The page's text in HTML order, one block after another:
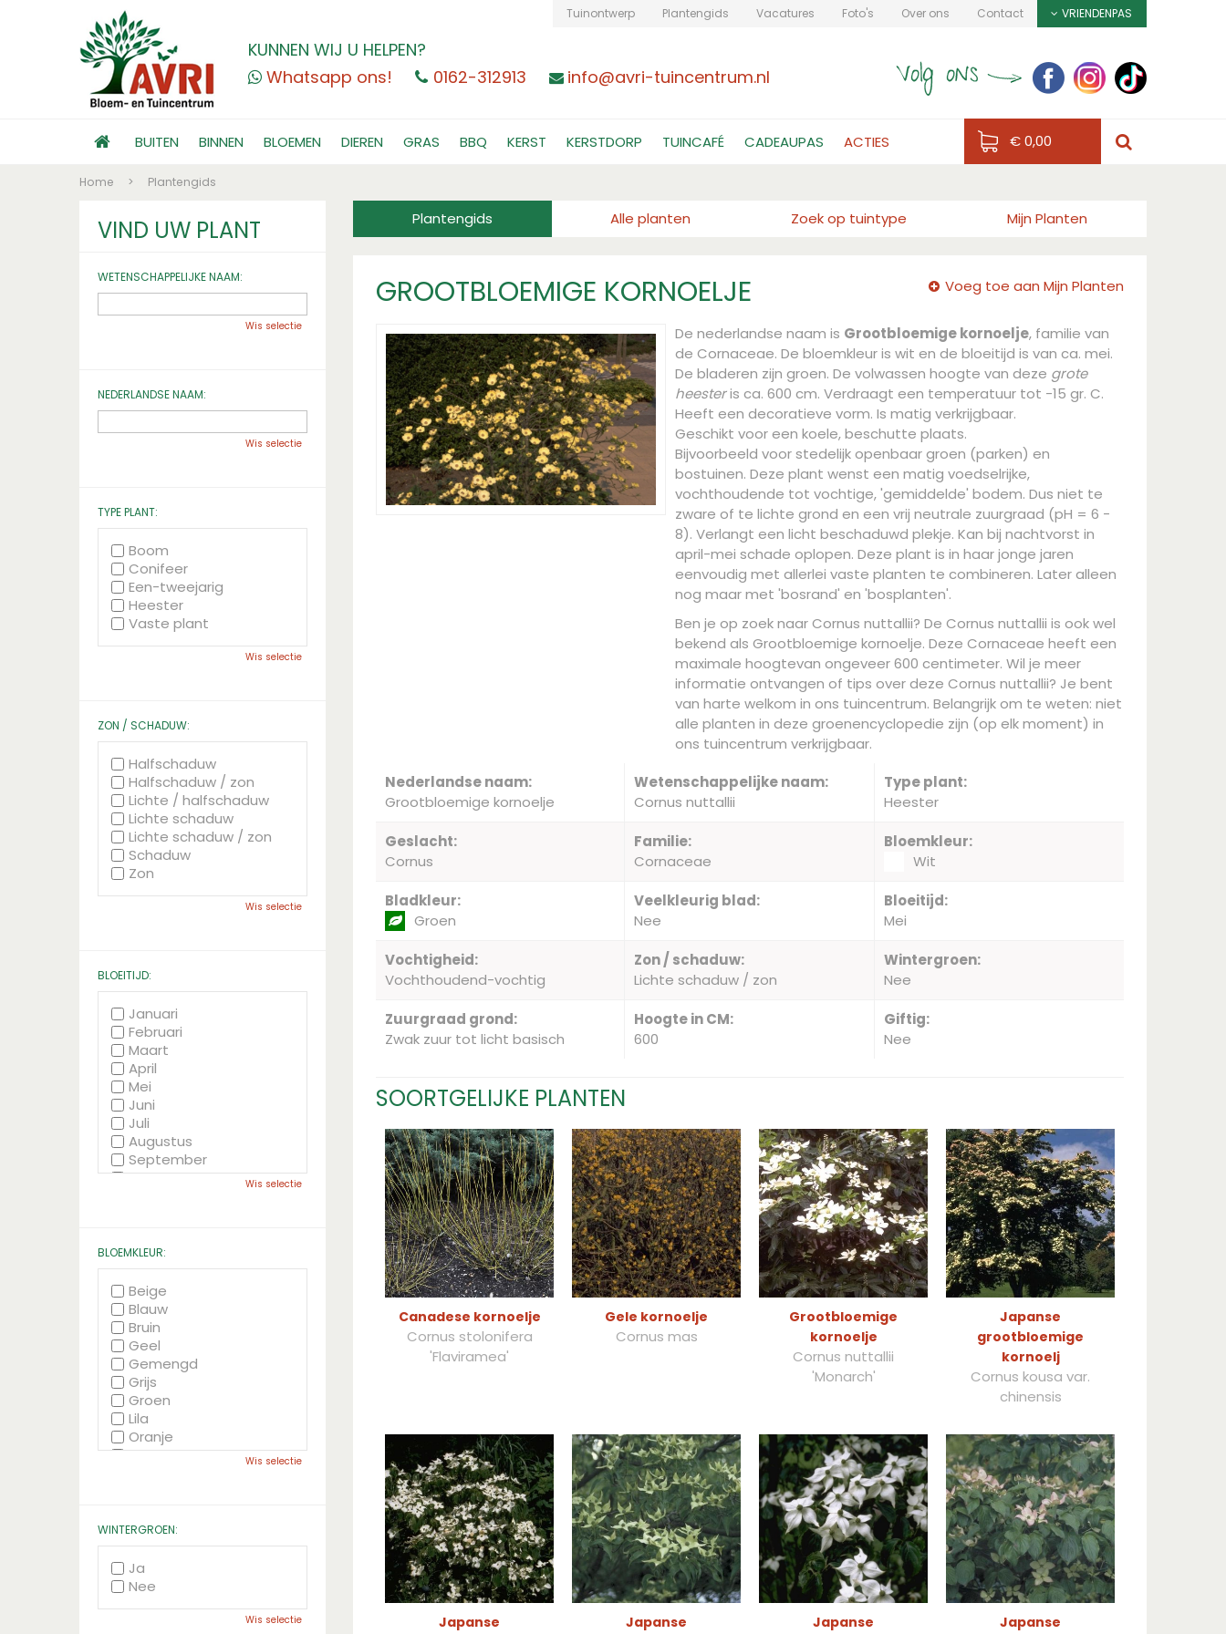
Home > Plantengids
KUNNEN WIJ U HELPEN?
Whatsapp ons!
0162-312913 info@avri-tuincentrum.nl
Tuinontwerp Plantengids Vacatures Foto's Over ons Contact VRIENDENPAS
BUITEN BINNEN BLOEMEN DIEREN GRAS BBQ KERST KERSTDORP TUINCAFÉ CADEAUPAS ACTIES € 0,00
Plantengids Alle planten Zoek op tuintype Mijn Planten
GROOTBLOEMIGE KORNOELJE Voeg toe aan Mijn Planten
De nederlandse naam is Grootbloemige kornoelje, familie van
de Cornaceae. De bloemkleur is wit en de bloeitijd is van ca. mei.
De bladeren zijn groen. De volwassen hoogte van deze grote
heesteris ca. 600 cm. Verdraagt een temperatuur tot -15 gr. C.
Heeft een decoratieve vorm. Is matig verkrijgbaar.
Geschikt voor een koele, beschutte plaats.
Bijvoorbeeld voor stedelijk openbaar groen (parken) en
bostuinen. Deze plant wenst een matig voedselrijke,
vochthoudende tot vochtige, 'gemiddelde' bodem. Dus niet te
zware of te lichte grond en een vrij neutrale zuurgraad (pH = 6 -
8). Verlangt een licht beschaduwd plekje. Kan bij nachtvorst in
april-mei schade oplopen. Deze plant is in haar jonge jaren
eenvoudig met allerlei vaste planten te combineren. Later alleen
nog maar met 'bosrand' en 'bosplanten'.
Ben je op zoek naar Cornus nuttallii? De Cornus nuttallii is ook wel
bekend als Grootbloemige kornoelje. Deze Cornaceae heeft een
maximale hoogtevan ongeveer 600 centimeter. Wil je meer
informatie ontvangen of tips over deze Cornus nuttallii? Je bent
van harte welkom in ons tuincentrum. Belangrijk om te weten: niet
alle planten in deze groenencyclopedie zijn (op elk moment) in
ons tuincentrum verkrijgbaar.
Nederlandse naam:
Grootbloemige kornoelje
Wetenschappelijke naam:
Cornus nuttallii
Type plant:
Heester
Geslacht:
Cornus
Familie:
Cornaceae
Bloemkleur:
Wit
Bladkleur:
Groen
Veelkleurig blad:
Nee
Bloeitijd:
Mei
Vochtigheid:
Vochthoudend-vochtig
Zon / schaduw:
Lichte schaduw / zon
Wintergroen:
Nee
Zuurgraad grond:
Zwak zuur tot licht basisch
Hoogte in CM:
600
Giftig:
Nee
SOORTGELIJKE PLANTEN
Canadese kornoelje
Cornus stolonifera
'Flaviramea'
Gele kornoelje
Cornus mas
Grootbloemige
kornoelje
Cornus nuttallii
'Monarch'
Japanse
grootbloemige
kornoelj
Cornus kousa var.
chinensis
Japanse
Japanse
Japanse
Japanse
VIND UW PLANT
WETENSCHAPPELIJKE NAAM:
Wis selectie
NEDERLANDSE NAAM:
Wis selectie
TYPE PLANT:
Boom
Conifeer
Een-tweejarig
Heester
Vaste plant
Wis selectie
ZON / SCHADUW:
Halfschaduw
Halfschaduw / zon
Lichte / halfschaduw
Lichte schaduw
Lichte schaduw / zon
Schaduw
Zon
Wis selectie
BLOEITIJD:
Januari
Februari
Maart
April
Mei
Juni
Juli
Augustus
September
Oktober
Wis selectie
BLOEMKLEUR:
Beige
Blauw
Bruin
Geel
Gemengd
Grijs
Groen
Lila
Oranje
Paars
Zwart
Wis selectie
WINTERGROEN:
Ja
Nee
Wis selectie